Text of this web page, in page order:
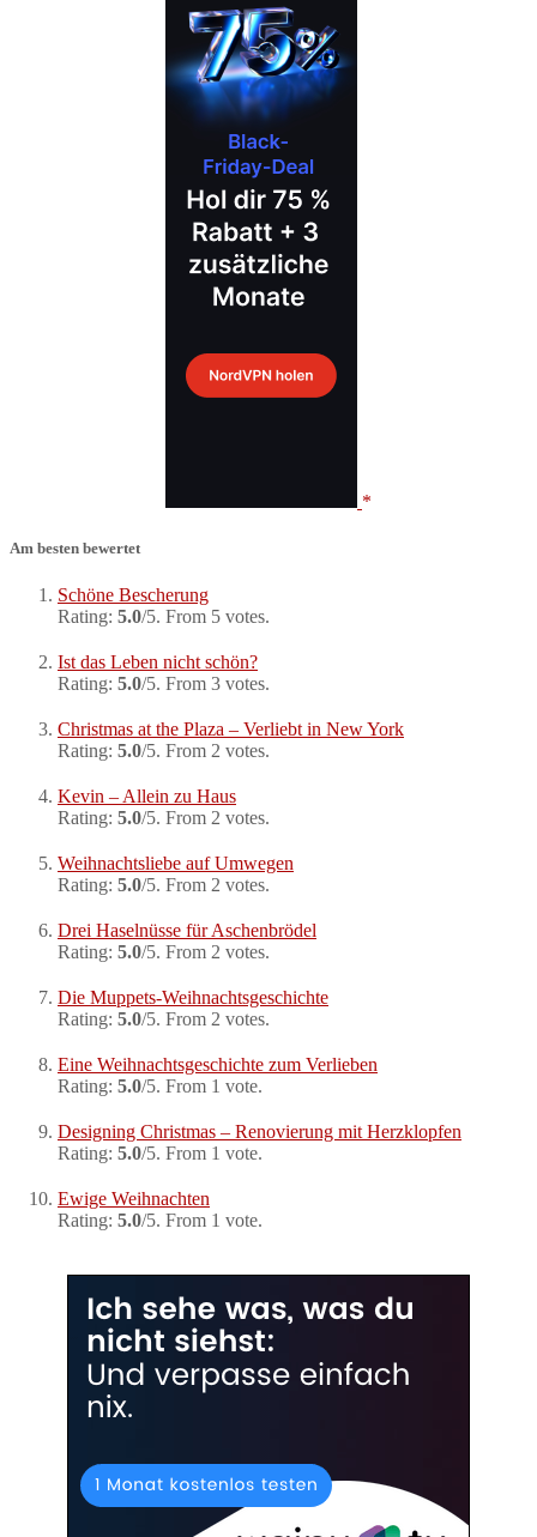
Am besten bewertet
Schöne Bescherung
Rating: 5.0/5. From 5 votes.
Ist das Leben nicht schön?
Rating: 5.0/5. From 3 votes.
Christmas at the Plaza – Verliebt in New York
Rating: 5.0/5. From 2 votes.
Kevin – Allein zu Haus
Rating: 5.0/5. From 2 votes.
Weihnachtsliebe auf Umwegen
Rating: 5.0/5. From 2 votes.
Drei Haselnüsse für Aschenbrödel
Rating: 5.0/5. From 2 votes.
Die Muppets-Weihnachtsgeschichte
Rating: 5.0/5. From 2 votes.
Eine Weihnachtsgeschichte zum Verlieben
Rating: 5.0/5. From 1 vote.
Designing Christmas – Renovierung mit Herzklopfen
Rating: 5.0/5. From 1 vote.
Ewige Weihnachten
Rating: 5.0/5. From 1 vote.